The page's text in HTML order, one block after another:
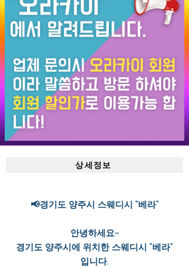
상세정보
📢경기도 양주시 스웨디시 "베라"
안녕하세요~
경기도 양주시에 위치한 스웨디시 "베라"
입니다.